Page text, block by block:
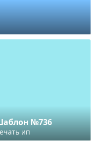
№736
ип